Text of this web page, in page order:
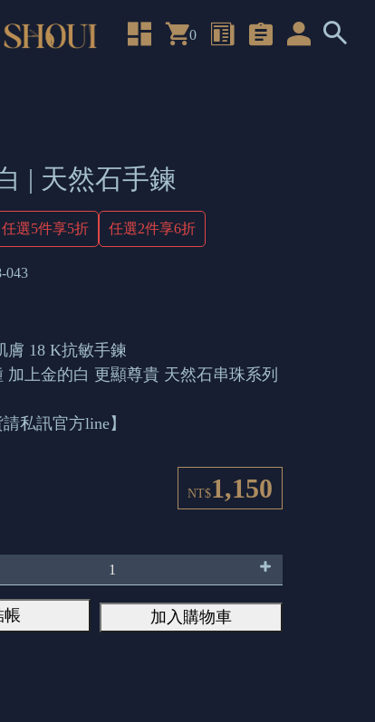
0
| 天然石手鍊
任選5件享5折 任選2件享6折
043
膚 18 K抗敏手鍊
加上金的白 更顯尊貴 天然石串珠系列
私訊官方line】
NT$1,150
帳 加入購物車